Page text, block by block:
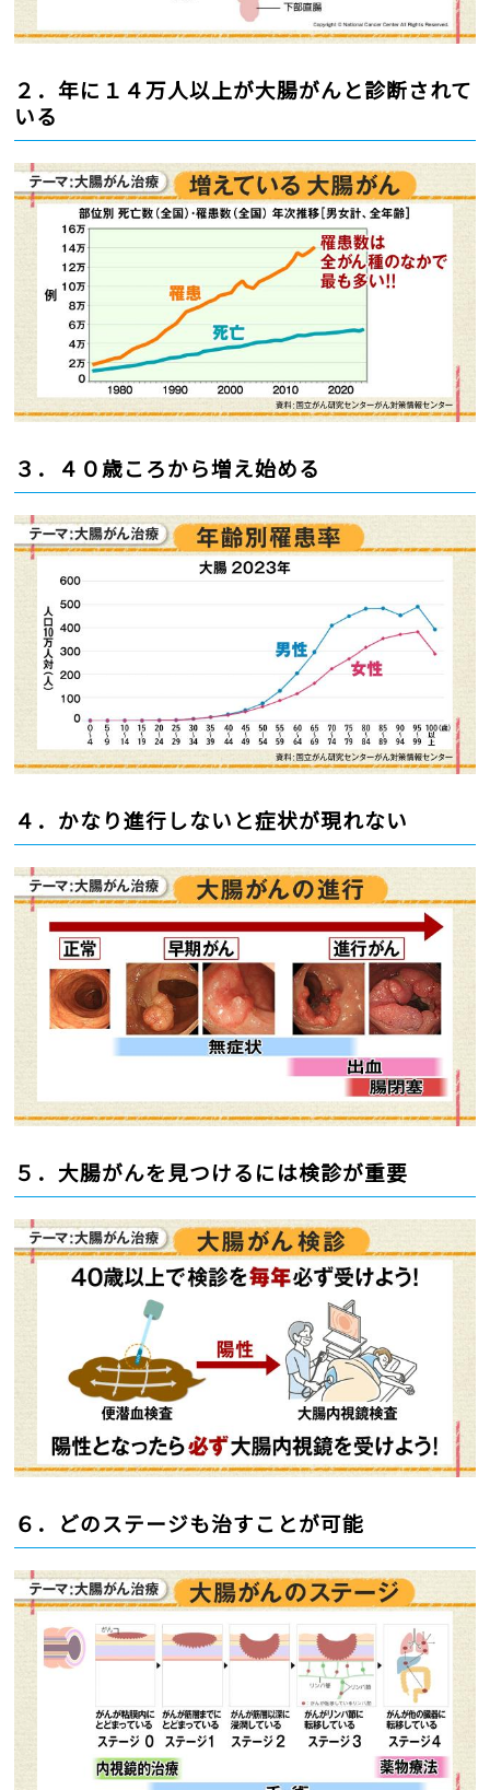
２．年に１４万人以上が大腸がんと診断されて
いる
３．４０歳ころから増え始める
４．かなり進行しないと症状が現れない
５．大腸がんを見つけるには検診が重要
６．どのステージも治すことが可能